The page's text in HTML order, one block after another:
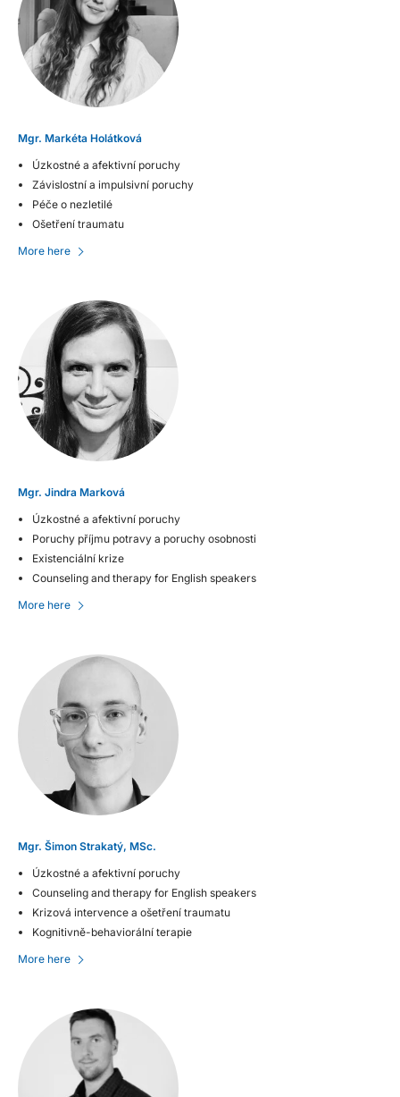
Mgr. Markéta Holátková
Úzkostné a afektivní poruchy
Závislostní a impulsivní poruchy
Péče o nezletilé
Ošetření traumatu
More here
Mgr. Jindra Marková
Úzkostné a afektivní poruchy
Poruchy příjmu potravy a poruchy osobnosti
Existenciální krize
Counseling and therapy for English speakers
More here
Mgr. Šimon Strakatý, MSc.
Úzkostné a afektivní poruchy
Counseling and therapy for English speakers
Krizová intervence a ošetření traumatu
Kognitivně-behaviorální terapie
More here